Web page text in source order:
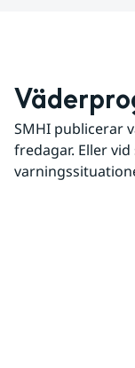
SMHI publicerar
fredagar. Eller